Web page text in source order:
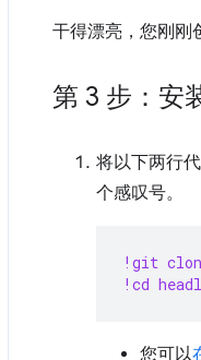
干得漂亮，您刚刚
第 3 步：安
将以下两行
个感叹号。
!git
!cd
您可以